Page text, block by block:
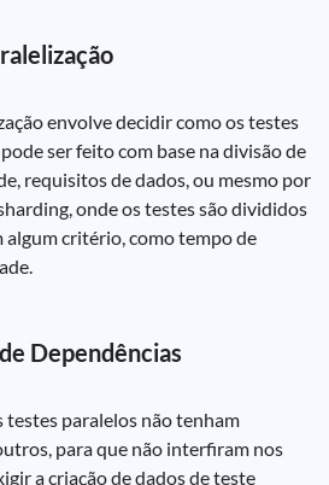
envolve decidir como os testes
ser feito com base na divisão de
requisitos de dados, ou mesmo por
onde os testes são divididos
algum critério, como tempo de
Dependências
testes paralelos não tenham
para que não interfiram nos
a criação de dados de teste